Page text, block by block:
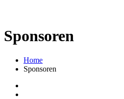
Sponsoren
Home
Sponsoren